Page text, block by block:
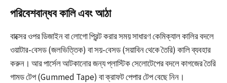
পরিবেশবান্ধব কালি এবং আঠা
বাক্সের ওপর ডিজাইন বা লোগো প্রিন্ট করার সময় সাধারণ কেমিক্যাল কালির বদলে
ওয়াটার-বেসড (জলভিত্তিক) বা সয়-বেসড (সয়াবিন থেকে তৈরি) কালি ব্যবহার
করুন। আর পার্সেল আটকানোর জন্য প্লাস্টিক সেলোটেপের বদলে কাগজের তৈরি
গামড টেপ (Gummed Tape) বা ক্রাফট পেপার টেপ বেছে নিন।